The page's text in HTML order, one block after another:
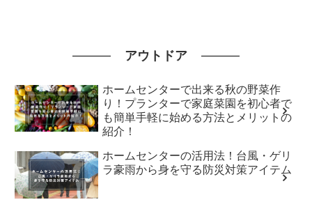
アウトドア
ホームセンターで出来る秋の野菜作
り！プランターで家庭菜園を初心者で
も簡単手軽に始める方法とメリットの
紹介！
ホームセンターの活用法！台風・ゲリ
ラ豪雨から身を守る防災対策アイテム